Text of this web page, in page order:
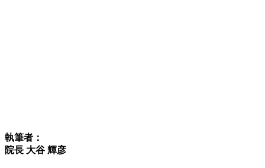
執筆者：
院長 大谷 輝彦